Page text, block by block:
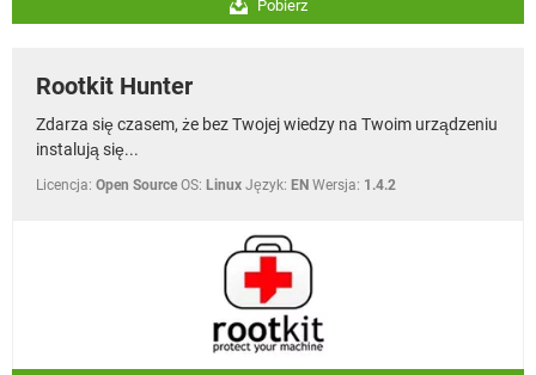
Pobierz
Rootkit Hunter
Zdarza się czasem, że bez Twojej wiedzy na Twoim urządzeniu
instalują się...
Licencja: Open Source OS: Linux Język: EN Wersja: 1.4.2